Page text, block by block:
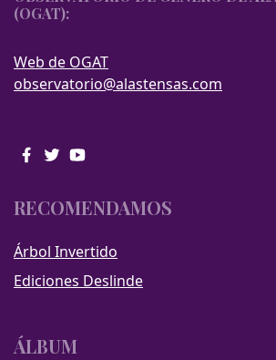
(OGAT):
Web de OGAT
observatorio@alastensas.com
RECOMENDAMOS
Árbol Invertido
Ediciones Deslinde
ÁLBUM